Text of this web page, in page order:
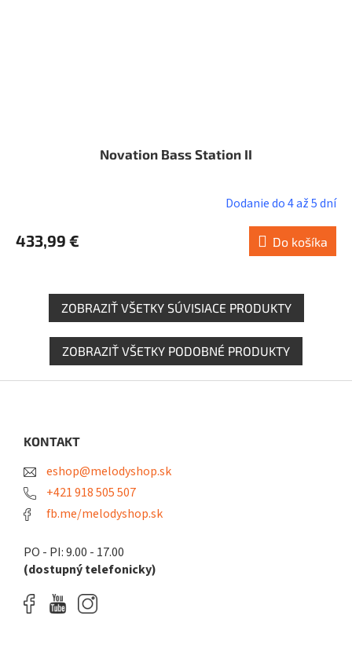
Novation Bass Station II
Dodanie do 4 až 5 dní
433,99 € Do košíka
ZOBRAZIŤ VŠETKY SÚVISIACE PRODUKTY
ZOBRAZIŤ VŠETKY PODOBNÉ PRODUKTY
KONTAKT
eshop@melodyshop.sk
+421 918 505 507
fb.me/melodyshop.sk
PO - PI: 9.00 - 17.00
(dostupný telefonicky)